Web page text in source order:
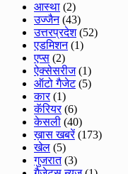
आस्था (2)
उज्जैन(43)
उत्तरप्रदेश(52)
एडमिशन(1)
एप्स (2)
ऐक्सेसरीज(1)
ऑटो गैजेट(5)
कार(1)
कॅरियर(6)
केसली (40)
ख़ास खबरें(173)
खेल (5)
गुजरात(3)